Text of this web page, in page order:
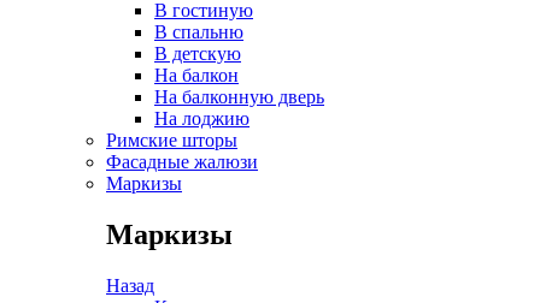
В гостиную
В спальню
В детскую
На балкон
На балконную дверь
На лоджию
Римские шторы
Фасадные жалюзи
Маркизы
Маркизы
Назад